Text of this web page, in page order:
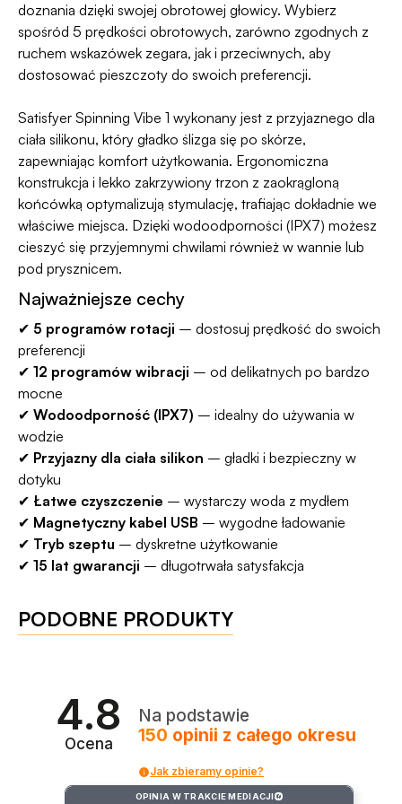
doznania dzięki swojej obrotowej głowicy. Wybierz
spośród 5 prędkości obrotowych, zarówno zgodnych z
ruchem wskazówek zegara, jak i przeciwnych, aby
dostosować pieszczoty do swoich preferencji.
Satisfyer Spinning Vibe 1 wykonany jest z przyjaznego dla
ciała silikonu, który gładko ślizga się po skórze,
zapewniając komfort użytkowania. Ergonomiczna
konstrukcja i lekko zakrzywiony trzon z zaokrągloną
końcówką optymalizują stymulację, trafiając dokładnie we
właściwe miejsca. Dzięki wodoodporności (IPX7) możesz
cieszyć się przyjemnymi chwilami również w wannie lub
pod prysznicem.
Najważniejsze cechy
✔ 5 programów rotacji – dostosuj prędkość do swoich
preferencji
✔ 12 programów wibracji – od delikatnych po bardzo
mocne
✔ Wodoodporność (IPX7) – idealny do używania w
wodzie
✔ Przyjazny dla ciała silikon – gładki i bezpieczny w
dotyku
✔ Łatwe czyszczenie – wystarczy woda z mydłem
✔ Magnetyczny kabel USB – wygodne ładowanie
✔ Tryb szeptu – dyskretne użytkowanie
✔ 15 lat gwarancji – długotrwała satysfakcja
PODOBNE PRODUKTY
4.8
Ocena
Na podstawie
150 opinii z całego okresu
Jak zbieramy opinie?
OPINIA W TRAKCIE MEDIACJI ?